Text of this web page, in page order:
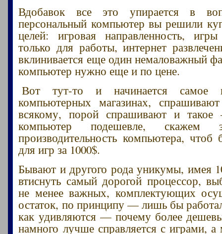
Вдобавок все это упирается в
персональный компьютер вы решили
целей: игровая направленность,
только для работы, интернет
вклинивается еще один немаловажный
компьютер нужно еще и по цене.
Вот тут-то и начинается самое
компьютерных магазинах,
всякому, порой спрашивают и такое
компьютер подешевле,
производительность компьютера,
для игр за 1000$.
Бывают и другого рода уникумы, имея
втиснуть самый дорогой процессор,
не менее важных, комплектующих
остаток, по принципу — лишь бы
как удивляются — почему более
намного лучше справляется с играми,